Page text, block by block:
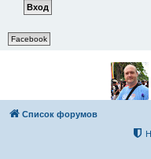
Facebook
Список форумов